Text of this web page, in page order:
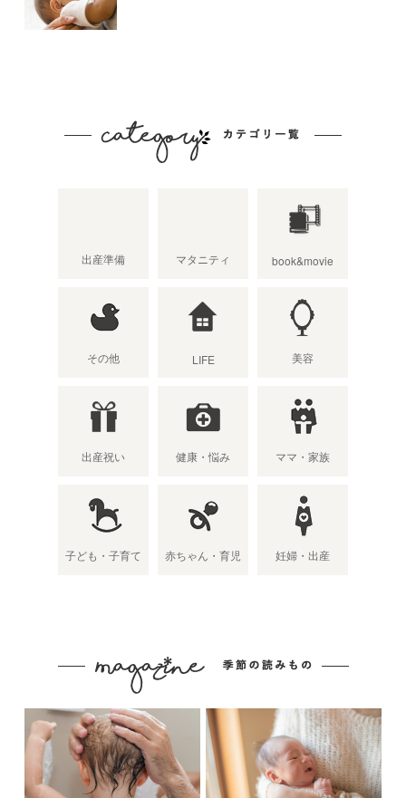
出産準備 マタニティ book&movie
その他 LIFE 美容
出産祝い 健康・悩み ママ・家族
子ども・子育て 赤ちゃん・育児 妊婦・出産